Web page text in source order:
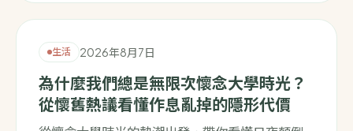
生活 2026年8月7日
為什麼我們總是無限次懷念大學時光？
從懷舊熱議看懂作息亂掉的隱形代價